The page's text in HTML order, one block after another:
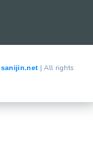
| All rights